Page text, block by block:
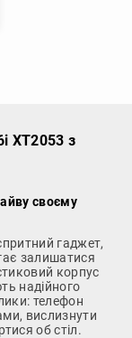
XT2053 з
своєму
гаджет,
залишатися
корпус
надійного
телефон
вислизнути
об стіл.